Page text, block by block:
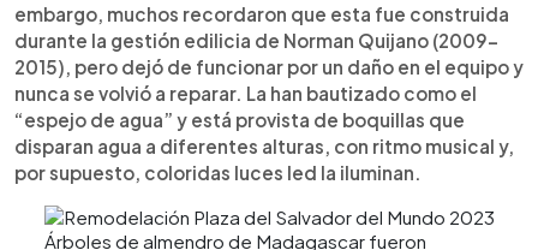
embargo, muchos recordaron que esta fue construida
durante la gestión edilicia de Norman Quijano (2009-
2015), pero dejó de funcionar por un daño en el equipo y
nunca se volvió a reparar. La han bautizado como el
“espejo de agua” y está provista de boquillas que
disparan agua a diferentes alturas, con ritmo musical y,
por supuesto, coloridas luces led la iluminan.
Árboles de almendro de Madagascar fueron